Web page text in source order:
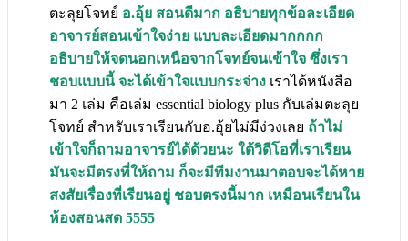
ตะลุยโจทย์ อ.อุ้ย สอนดีมาก อธิบายทุกข้อละเอียด
อาจารย์สอนเข้าใจง่าย แบบละเอียดมากกกก
อธิบายให้จดนอกเหนือจากโจทย์จนเข้าใจ ซึ่งเรา
ชอบแบบนี้ จะได้เข้าใจแบบกระจ่าง เราได้หนังสือ
มา 2 เล่ม คือเล่ม essential biology plus กับเล่มตะลุย
โจทย์ สำหรับเราเรียนกับอ.อุ้ยไม่มีง่วงเลย ถ้าไม่
เข้าใจก็ถามอาจารย์ได้ด้วยนะ ใต้วิดีโอที่เราเรียน
มันจะมีตรงที่ให้ถาม ก็จะมีทีมงานมาตอบจะได้หาย
สงสัยเรื่องที่เรียนอยู่ ชอบตรงนี้มาก เหมือนเรียนใน
ห้องสอนสด 5555